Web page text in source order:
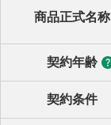
商品正式名称
契約年齢
契約条件